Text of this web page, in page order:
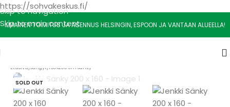
https://sohvakeskus.fi/
Skip to navigation
Skip to main content
ILMAINEN TOIMITUS JA ASENNUS HELSINGIN, ESPOON JA VANTAAN ALUEELLA!
Etusivu/Sängyt/ 160x200 cm Sänky
SOLD OUT